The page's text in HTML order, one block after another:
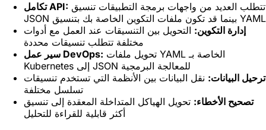
تكامل API:
JSON بينما قد تكون ملفات التكوين الخاصة بك بتنسيق YAML
إدارة التكوين: التحويل بين التنسيقات عند العمل مع أدوات
مختلفة تتطلب تنسيقات محددة
سير عمل DevOps:
Kubernetes إلى JSON للمعالجة البرمجية
ترحيل البيانات: نقل البيانات بين الأنظمة التي تستخدم تنسيقات
تسلسل مختلفة
تصحيح الأخطاء: تحويل الهياكل المتداخلة المعقدة إلى تنسيق
أكثر قابلية للقراءة للتحليل